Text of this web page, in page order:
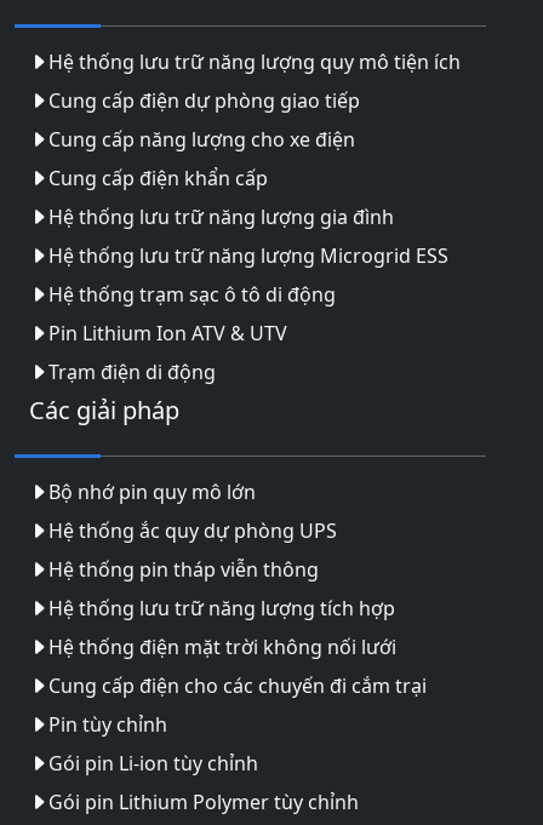
Hệ thống lưu trữ năng lượng quy mô tiện ích
Cung cấp điện dự phòng giao tiếp
Cung cấp năng lượng cho xe điện
Cung cấp điện khẩn cấp
Hệ thống lưu trữ năng lượng gia đình
Hệ thống lưu trữ năng lượng Microgrid ESS
Hệ thống trạm sạc ô tô di động
Pin Lithium Ion ATV & UTV
Trạm điện di động
Các giải pháp
Bộ nhớ pin quy mô lớn
Hệ thống ắc quy dự phòng UPS
Hệ thống pin tháp viễn thông
Hệ thống lưu trữ năng lượng tích hợp
Hệ thống điện mặt trời không nối lưới
Cung cấp điện cho các chuyến đi cắm trại
Pin tùy chỉnh
Gói pin Li-ion tùy chỉnh
Gói pin Lithium Polymer tùy chỉnh